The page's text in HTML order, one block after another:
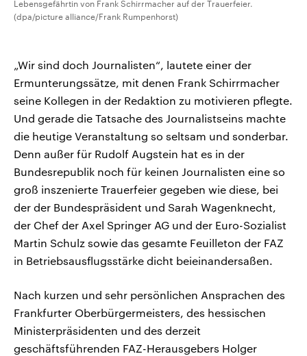
Lebensgefährtin von Frank Schirrmacher auf der Trauerfeier.
(dpa/picture alliance/Frank Rumpenhorst)
„Wir sind doch Journalisten“, lautete einer der
Ermunterungssätze, mit denen Frank Schirrmacher
seine Kollegen in der Redaktion zu motivieren pflegte.
Und gerade die Tatsache des Journalistseins machte
die heutige Veranstaltung so seltsam und sonderbar.
Denn außer für Rudolf Augstein hat es in der
Bundesrepublik noch für keinen Journalisten eine so
groß inszenierte Trauerfeier gegeben wie diese, bei
der der Bundespräsident und Sarah Wagenknecht,
der Chef der Axel Springer AG und der Euro-Sozialist
Martin Schulz sowie das gesamte Feuilleton der FAZ
in Betriebsausflugsstärke dicht beieinandersaßen.
Nach kurzen und sehr persönlichen Ansprachen des
Frankfurter Oberbürgermeisters, des hessischen
Ministerpräsidenten und des derzeit
geschäftsführenden FAZ-Herausgebers Holger